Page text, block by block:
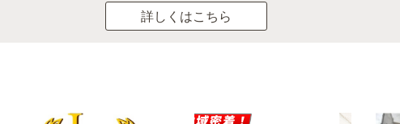
詳しくはこちら